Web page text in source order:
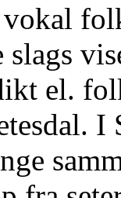
slags
el.